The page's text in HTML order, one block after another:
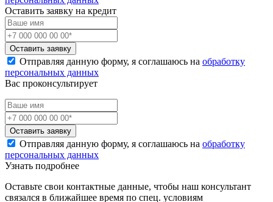
Оставить заявку на кредит
Оставить заявку
Отправляя данную форму, я соглашаюсь на обработку
персональных данных
Вас проконсультирует
Оставить заявку
Отправляя данную форму, я соглашаюсь на обработку
персональных данных
Узнать подробнее
Оставьте свои контактные данные, чтобы наш консультант
связался в ближайшее время по спец. условиям